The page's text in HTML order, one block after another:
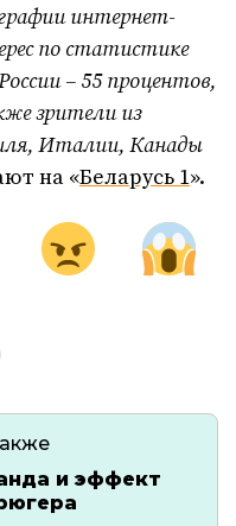
интернет-
по статистике
– 55 процентов,
зрители из
Италии, Канады
на «Беларусь 1».
и эффект